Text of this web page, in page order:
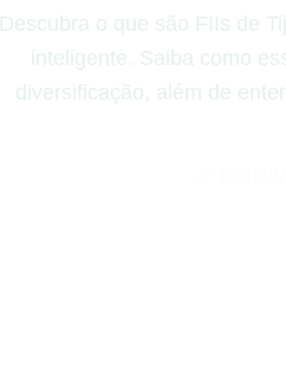
Descubra o que são FIIs de
inteligente. Saiba como
diversificação, além de